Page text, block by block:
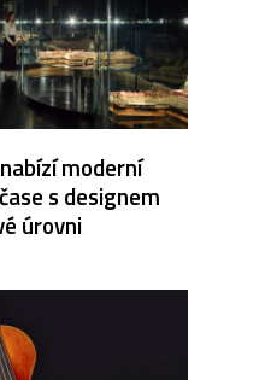
moderní
s designem
úrovni